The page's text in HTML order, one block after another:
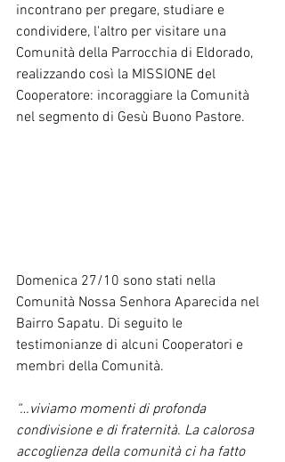
incontrano per pregare, studiare e
condividere, l'altro per visitare una
Comunità della Parrocchia di Eldorado,
realizzando così la MISSIONE del
Cooperatore: incoraggiare la Comunità
nel segmento di Gesù Buono Pastore.
Domenica 27/10 sono stati nella
Comunità Nossa Senhora Aparecida nel
Bairro Sapatu. Di seguito le
testimonianze di alcuni Cooperatori e
membri della Comunità.
“…viviamo momenti di profonda
condivisione e di fraternità. La calorosa
accoglienza della comunità ci ha fatto